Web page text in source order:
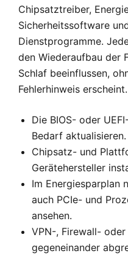
Chipsatztreiber,
Sicherheitssoftware
Dienstprogramme.
den Wiederaufbau der
Schlaf beeinflussen,
Fehlerhinweis erscheint.
Die BIOS- oder
Bedarf aktualisieren.
Chipsatz- und
Gerätehersteller
Im Energiesparplan
auch PCIe- und
ansehen.
VPN-, Firewall-
gegeneinander